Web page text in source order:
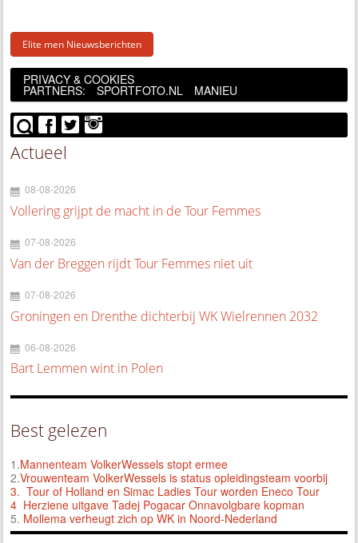
Elite men Nieuwsberichten
PRIVACY & COOKIES
PARTNERS: SPORTFOTO.NL MANIEU
Actueel
08-08-2026
Vollering grijpt de macht in de Tour Femmes
07-08-2026
Van der Breggen rijdt Tour Femmes niet uit
07-08-2026
Groningen en Drenthe dichterbij WK Wielrennen 2032
06-08-2026
Bart Lemmen wint in Polen
Best gelezen
1.Mannenteam VolkerWessels stopt ermee
2.Vrouwenteam VolkerWessels is status opleidingsteam voorbij
3. Tour of Holland en Simac Ladies Tour worden Eneco Tour
4 Herziene uitgave Tadej Pogacar Onnavolgbare kopman
5. Mollema verheugt zich op WK in Noord-Nederland